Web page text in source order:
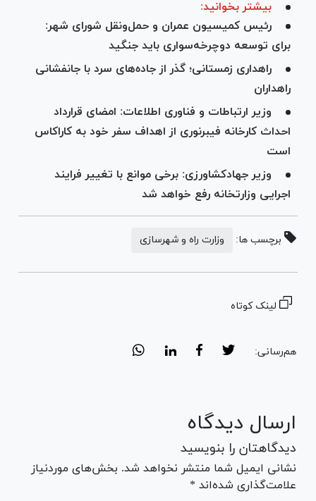
بیشتر بخوانید:
رئیس کمیسیون عمران و حمل‌و‌نقل شورای شهر:
برای توسعه دوچرخه‌سواری باید جنگید
راهداری زمستانی؛ گذر از جاده‌های سرد با جانفشانی
راهداران
وزیر ارتباطات و فناوری اطلاعات: امضای قرارداد
احداث کارخانه فیبرنوری از اهداف سفر خود به کاراکاس
است
وزیر جهادکشاورزی: برخی موانع با تغییر فرایند
اجرایی وزارتخانه رفع خواهد شد
برچسب ها: وزارت راه و شهرسازی
لینک کوتاه
هم‌رسانی:
ارسال دیدگاه
دیدگاهتان را بنویسید
نشانی ایمیل شما منتشر نخواهد شد. بخش‌های موردنیاز
علامت‌گذاری شده‌اند *